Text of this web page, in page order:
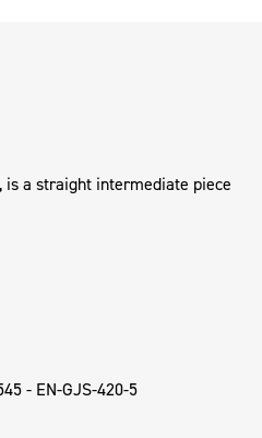
is a straight intermediate piece
- EN-GJS-420-5